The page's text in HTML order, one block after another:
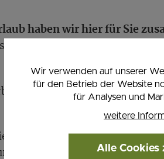
haben wir hier für Sie
oder Sie schauen gleich
Ein eigener
in der Region Murau -
Zimmer 4*, Hotel
Wir verwenden auf unserer
für den Betrieb der Website
für Analysen und
weitere
Alle Cookies